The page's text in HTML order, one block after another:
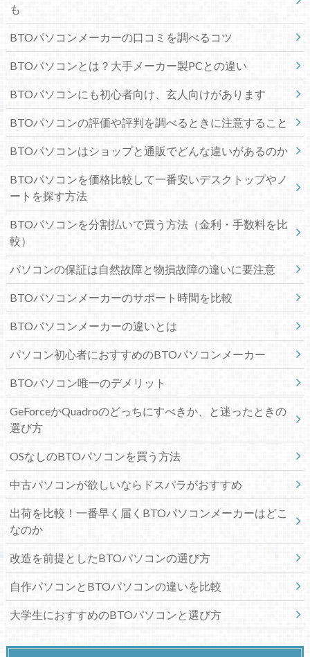
も
BTOパソコンメーカーの口コミを調べるコツ
BTOパソコンとは？大手メーカー製PCとの違い
BTOパソコンにも初心者向け、玄人向けがあります
BTOパソコンの評価や評判を調べるときに注意すること
BTOパソコンはショップと通販でどんな違いがあるのか
BTOパソコンを価格比較して一番安いデスクトップやノ
ートを探す方法
BTOパソコンを分割払いで買う方法（金利・手数料を比
較）
パソコンの保証は自然故障と物損故障の違いに要注意
BTOパソコンメーカーのサポート時間を比較
BTOパソコンメーカーの違いとは
パソコン初心者におすすめのBTOパソコンメーカー
BTOパソコン唯一のデメリット
GeForceかQuadroのどっちにすべきか、と迷ったときの
選び方
OSなしのBTOパソコンを買う方法
中古パソコンが欲しいならドスパラがおすすめ
出荷を比較！一番早く届くBTOパソコンメーカーはどこ
なのか
改造を前提としたBTOパソコンの選び方
自作パソコンとBTOパソコンの違いを比較
大学生におすすめのBTOパソコンと選び方